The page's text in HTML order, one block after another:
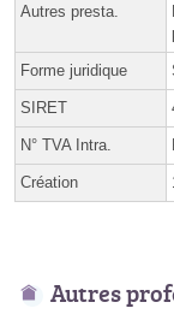
Autres presta.
Forme juridique
SIRET
N° TVA Intra.
Création
Autres